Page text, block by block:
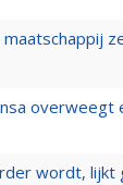
wordt,